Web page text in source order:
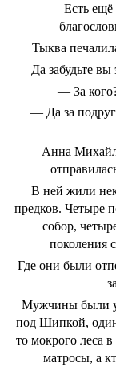
— Есть ещё
Тыква
— Да забудьте вы
— За
— Да за
Анна
В ней жили
предков. Четыре
собор,
поколения
Где они были
Мужчины были
под Шипкой, один
то мокрого леса
матросы, а